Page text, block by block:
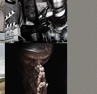
Нил
Бломкамп
вернёт
Робота-
полицейского